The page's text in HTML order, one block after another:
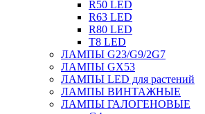
R50 LED
R63 LED
R80 LED
T8 LED
ЛАМПЫ G23/G9/2G7
ЛАМПЫ GX53
ЛАМПЫ LED для растений
ЛАМПЫ ВИНТАЖНЫЕ
ЛАМПЫ ГАЛОГЕНОВЫЕ